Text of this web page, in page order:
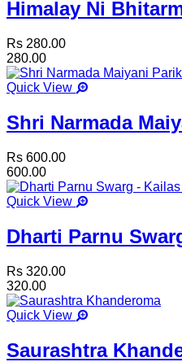
Himalay Ni
Rs 280.00
280.00
Quick View
Shri Narmada
Rs 600.00
600.00
Quick View
Dharti Parnu
Rs 320.00
320.00
Quick View
Saurashtra